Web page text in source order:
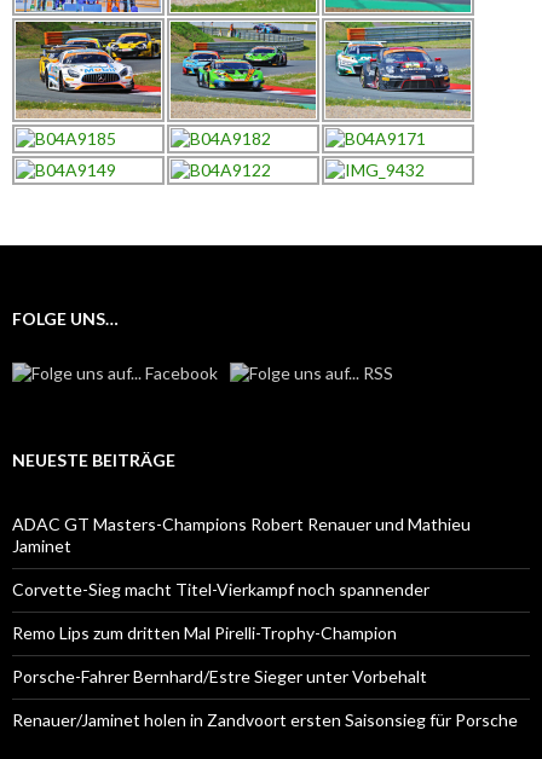
FOLGE UNS…
NEUESTE BEITRÄGE
ADAC GT Masters-Champions Robert Renauer und Mathieu
Jaminet
Corvette-Sieg macht Titel-Vierkampf noch spannender
Remo Lips zum dritten Mal Pirelli-Trophy-Champion
Porsche-Fahrer Bernhard/Estre Sieger unter Vorbehalt
Renauer/Jaminet holen in Zandvoort ersten Saisonsieg für Porsche